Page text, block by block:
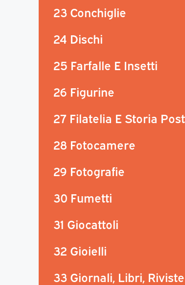
23 Conchiglie
24 Dischi
25 Farfalle E Insetti
26 Figurine
27 Filatelia E Storia
28 Fotocamere
29 Fotografie
30 Fumetti
31 Giocattoli
32 Gioielli
33 Giornali, Libri, Riviste